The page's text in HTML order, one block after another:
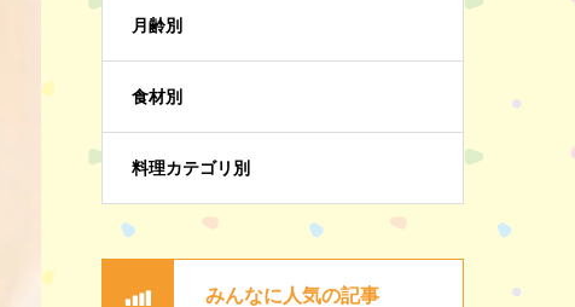
月齢別
食材別
料理カテゴリ別
みんなに人気の記事